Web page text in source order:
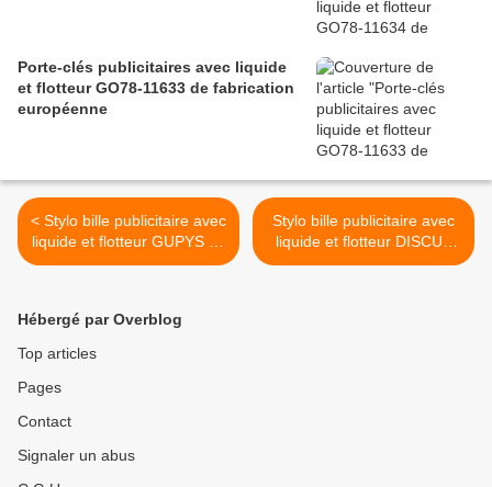
Porte-clés publicitaires avec liquide
et flotteur GO78-11633 de fabrication
européenne
< Stylo bille publicitaire avec
liquide et flotteur GUPYS de
fabrication européenne
Stylo bille publicitaire avec
liquide et flotteur DISCUS
de fabrication européenne
Hébergé par Overblog
Top articles
Pages
Contact
Signaler un abus